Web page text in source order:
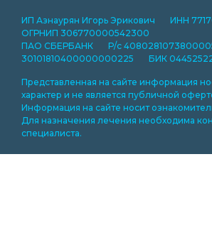
ИП Азнаурян Игорь Эрикович ИНН
ОГРНИП 306770000542300
ПАО СБЕРБАНК Р/с
30101810400000000225 БИК
Представленная на сайте информация
характер и не является публичной
Информация на сайте носит
Для назначения лечения необходима
специалиста.